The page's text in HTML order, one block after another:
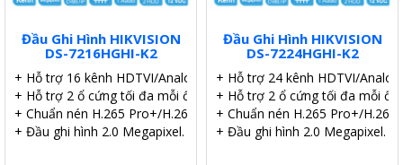
Đầu Ghi Hình HIKVISION
DS-7216HGHI-K2
+ Hỗ trợ 16 kênh HDTVI/Analog/AHD/CVI/IP.
+ Hỗ trợ 2 ổ cứng tối đa mỗi ổ 10TB.
+ Chuẩn nén H.265 Pro+/H.265 Pro.
+ Đầu ghi hình 2.0 Megapixel.
Đầu Ghi Hình HIKVISION
DS-7224HGHI-K2
+ Hỗ trợ 24 kênh HDTVI/
+ Hỗ trợ 2 ổ cứng tối đa mỗi ổ
+ Chuẩn nén H.265 Pro+/H.265
+ Đầu ghi hình 2.0 Megapixel.